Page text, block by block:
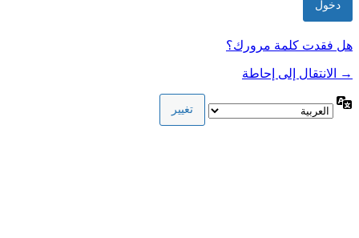
هل فقدت كلمة مرورك؟
→ الانتقال إلى إحاطة
اللغة